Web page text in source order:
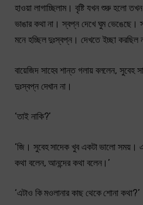
হাওয়া লাগাচ্ছিলাম। বৃষ্টি যখন শুরু হলো
ভাঙার কথা না। স্বপ্ন দেখে ঘুম ভেঙেছে।
মনে হচ্ছিল দুঃস্বপ্ন। দেখতে ইচ্ছা করছিল
বায়েজিদ সাহেব শান্ত গলায় বললেন,
দুঃস্বপ্ন দেখান না।
‘তাই নাকি?’
‘জি। সুবেহ সাদেক খুব একটা ভালো সময়।
কথা বলেন, আনন্দের কথা বলেন।’
‘এটাও কি মওলানার কাছ থেকে শোনা কথা?’